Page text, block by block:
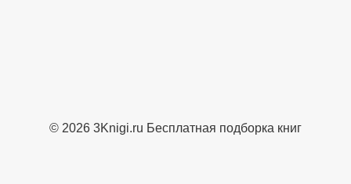
© 2026 3Knigi.ru Бесплатная подборка книг